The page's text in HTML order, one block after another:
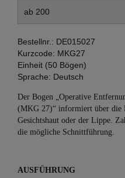
ab 200
Bestellnr.: DE015027
Kurzcode: MKG27
Einheit (50 Bögen)
Sprache: Deutsch
Der Bogen „Operative
(MKG 27)“ informiert über die
Gesichtshaut oder der Lippe.
die mögliche Schnittführung.
AUSFÜHRUNG